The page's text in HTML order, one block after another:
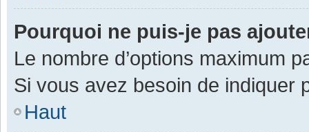
Pourquoi ne puis-je pas
Le nombre d’options maximum
Si vous avez besoin de indiquer
Haut